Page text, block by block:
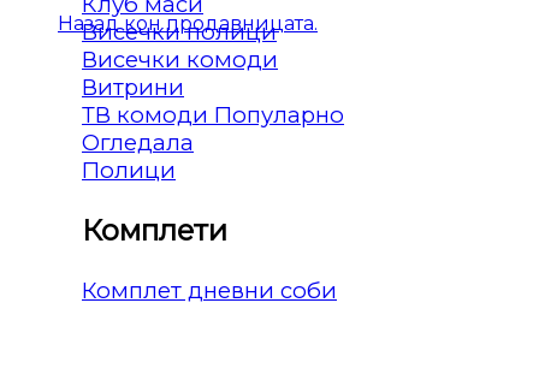
Назад кон продавницата.
Висечки полици
Висечки комоди
Витрини
ТВ комоди
Огледала
Полици
Комплети
Комплет дневни соби